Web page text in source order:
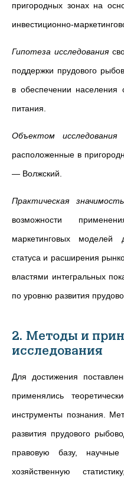
пригородных зонах на
инвестиционно-
Гипотеза исследования
поддержки прудового
в обеспечении населения
питания.
Объектом исследования
расположенные в
— Волжский.
Практическая значимость
возможности
маркетинговых моделей
статуса и расширения
властями интегральных
по уровню развития
2. Методы и
исследования
Для достижения
применялись
инструменты познания.
развития прудового
правовую базу,
хозяйственную